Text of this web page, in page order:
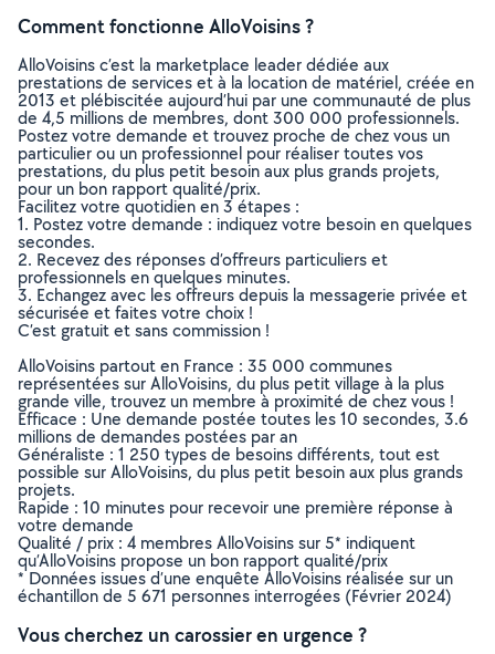
Comment fonctionne AlloVoisins ?
AlloVoisins c’est la marketplace leader dédiée aux
prestations de services et à la location de matériel, créée en
2013 et plébiscitée aujourd’hui par une communauté de plus
de 4,5 millions de membres, dont 300 000 professionnels.
Postez votre demande et trouvez proche de chez vous un
particulier ou un professionnel pour réaliser toutes vos
prestations, du plus petit besoin aux plus grands projets,
pour un bon rapport qualité/prix.
Facilitez votre quotidien en 3 étapes :
1. Postez votre demande : indiquez votre besoin en quelques
secondes.
2. Recevez des réponses d’offreurs particuliers et
professionnels en quelques minutes.
3. Echangez avec les offreurs depuis la messagerie privée et
sécurisée et faites votre choix !
C’est gratuit et sans commission !
AlloVoisins partout en France : 35 000 communes
représentées sur AlloVoisins, du plus petit village à la plus
grande ville, trouvez un membre à proximité de chez vous !
Efficace : Une demande postée toutes les 10 secondes, 3.6
millions de demandes postées par an
Généraliste : 1 250 types de besoins différents, tout est
possible sur AlloVoisins, du plus petit besoin aux plus grands
projets.
Rapide : 10 minutes pour recevoir une première réponse à
votre demande
Qualité / prix : 4 membres AlloVoisins sur 5* indiquent
qu’AlloVoisins propose un bon rapport qualité/prix
* Données issues d’une enquête AlloVoisins réalisée sur un
échantillon de 5 671 personnes interrogées (Février 2024)
Vous cherchez un carossier en urgence ?